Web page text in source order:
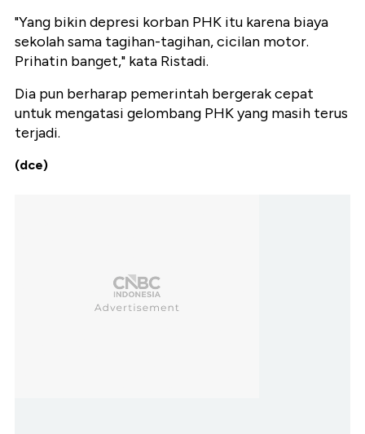
"Yang bikin depresi korban PHK itu karena biaya
sekolah sama tagihan-tagihan, cicilan motor.
Prihatin banget," kata Ristadi.
Dia pun berharap pemerintah bergerak cepat
untuk mengatasi gelombang PHK yang masih terus
terjadi.
(dce)